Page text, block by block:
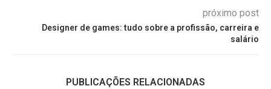
próximo post
Designer de games: tudo sobre a profissão, carreira e
salário
PUBLICAÇÕES RELACIONADAS